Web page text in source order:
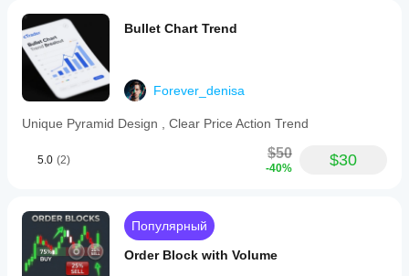
Bullet Chart Trend
Forever_denisa
Unique Pyramid Design , Clear Price Action Trend
5.0 (2) $50
-40% $30
Популярный
Order Block with Volume